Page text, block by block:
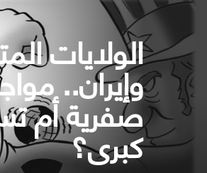
الولايات
وإيران..
صفرية أم
كبرى؟